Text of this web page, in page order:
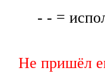
- - =
Не пришёл